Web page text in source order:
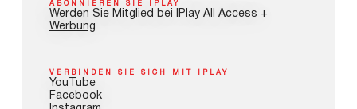
ABONNIEREN SIE IPLAY
Werden Sie Mitglied bei IPlay All Access +
Werbung
VERBINDEN SIE SICH MIT IPLAY
YouTube
Facebook